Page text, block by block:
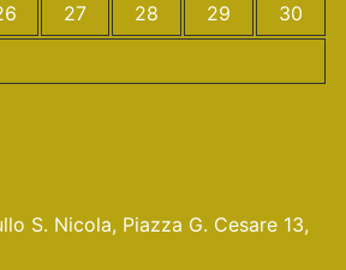
27 28 29
30
S. Nicola, Piazza G. Cesare 13,